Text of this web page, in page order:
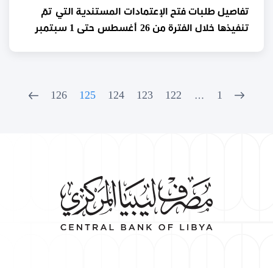
تفاصيل طلبات فتح الإعتمادات المستندية التي تمّ
تنفيذها خلال الفترة من 26 أغسطس حتى 1 سبتمبر
1
…
122
123
124
125
126